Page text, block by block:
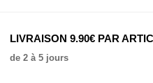
LIVRAISON 9.90€ PAR
de 2 à 5 jours